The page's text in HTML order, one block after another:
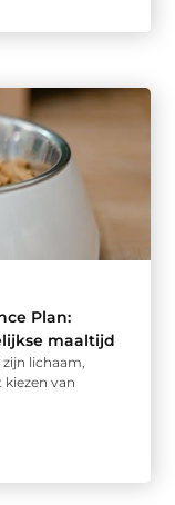
Plan:
maaltijd
lichaam,
kiezen van